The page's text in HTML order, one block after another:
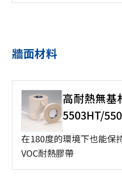
牆面材料
高耐熱無基
5503HT/
在180度的環境下也能保
VOC耐熱膠帶